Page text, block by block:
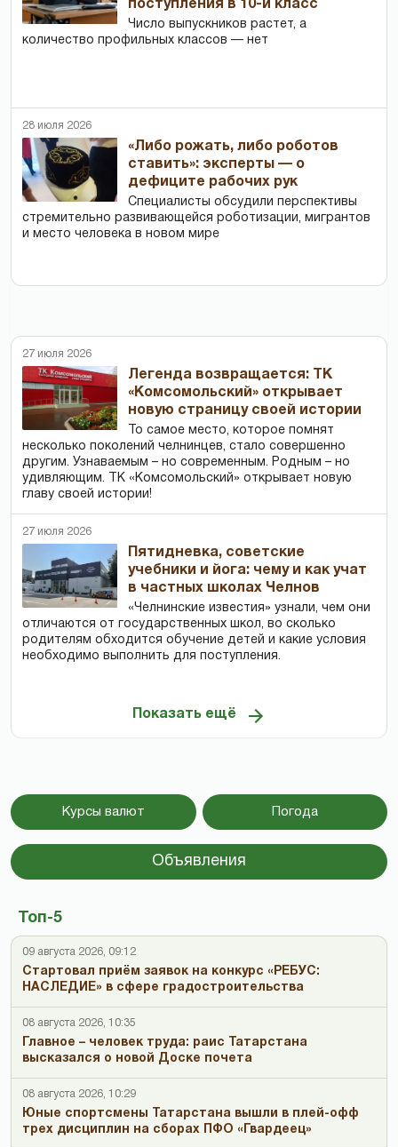
поступления в 10-й класс
Число выпускников растет, а
количество профильных классов — нет
28 июля 2026
«Либо рожать, либо роботов
ставить»: эксперты — о
дефиците рабочих рук
Специалисты обсудили перспективы
стремительно развивающейся роботизации, мигрантов
и место человека в новом мире
27 июля 2026
Легенда возвращается: ТК
«Комсомольский» открывает
новую страницу своей истории
То самое место, которое помнят
несколько поколений челнинцев, стало совершенно
другим. Узнаваемым – но современным. Родным – но
удивляющим. ТК «Комсомольский» открывает новую
главу своей истории!
27 июля 2026
Пятидневка, советские
учебники и йога: чему и как учат
в частных школах Челнов
«Челнинские известия» узнали, чем они
отличаются от государственных школ, во сколько
родителям обходится обучение детей и какие условия
необходимо выполнить для поступления.
Показать ещё
Курсы валют Погода
Объявления
Топ-5
09 августа 2026, 09:12
Стартовал приём заявок на конкурс «РЕБУС:
НАСЛЕДИЕ» в сфере градостроительства
08 августа 2026, 10:35
Главное – человек труда: раис Татарстана
высказался о новой Доске почета
08 августа 2026, 10:29
Юные спортсмены Татарстана вышли в плей-офф
трех дисциплин на сборах ПФО «Гвардеец»